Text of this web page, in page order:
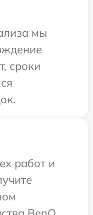
мы
сроки
работ и